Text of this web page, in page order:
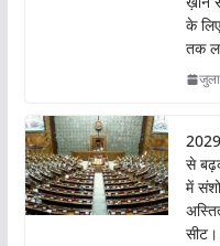
के
तक
से
में
सीट।